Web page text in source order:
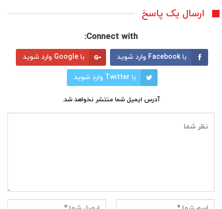
ارسال یک پاسخ
Connect with:
با Facebook وارد شوید با Google وارد شوید
با Twitter وارد شوید
آدرس ایمیل شما منتشر نخواهد شد.